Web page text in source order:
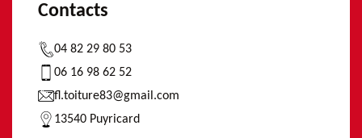
Contacts
04 82 29 80 53
06 16 98 62 52
fl.toiture83@gmail.com
13540 Puyricard